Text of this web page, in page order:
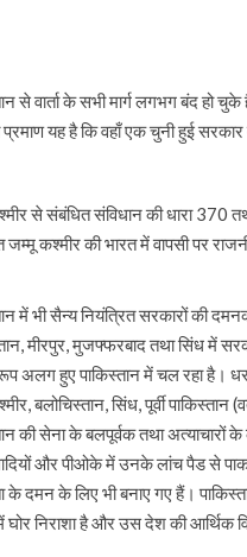
से वार्ता के सभी मार्ग लगभग बंद हो
यह है कि वहाँ एक चुनी हुई
से संबंधित संविधान की धारा 370
कश्मीर की भारत में वापसी पर
में भी सैन्य नियंत्रित सरकारों की
मीरपुर, मुजफ्फरबाद तथा सिंध में
अलग हुए पाकिस्तान में चल रहा है।
बलोचिस्तान, सिंध, पूर्वी
की सेना के बलपूर्वक तथा
और पीओके में उनके लांच पैड से
के दमन के लिए भी बनाए गए हैं।
घोर निराशा है और उस देश की आर्थिक